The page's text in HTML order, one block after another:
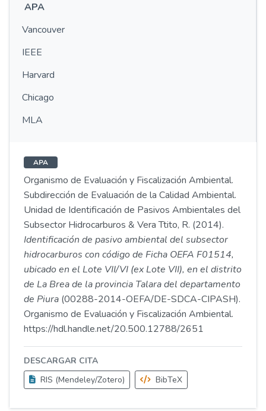
APA
Vancouver
IEEE
Harvard
Chicago
MLA
APA
Organismo de Evaluación y Fiscalización Ambiental.
Subdirección de Evaluación de la Calidad Ambiental.
Unidad de Identificación de Pasivos Ambientales del
Subsector Hidrocarburos & Vera Ttito, R. (2014).
Identificación de pasivo ambiental del subsector
hidrocarburos con código de Ficha OEFA F01514,
ubicado en el Lote VII/VI (ex Lote VII), en el distrito
de La Brea de la provincia Talara del departamento
de Piura (00288-2014-OEFA/DE-SDCA-CIPASH).
Organismo de Evaluación y Fiscalización Ambiental.
https://hdl.handle.net/20.500.12788/2651
DESCARGAR CITA
RIS (Mendeley/Zotero)
BibTeX